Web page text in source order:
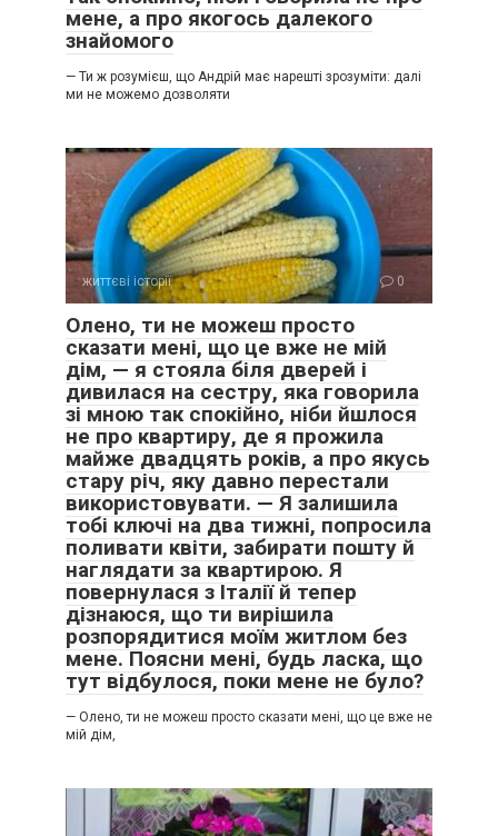
мене, а про якогось далекого
знайомого
— Ти ж розумієш, що Андрій має нарешті зрозуміти: далі
ми не можемо дозволяти
життєві історії 0
Олено, ти не можеш просто
сказати мені, що це вже не мій
дім, — я стояла біля дверей і
дивилася на сестру, яка говорила
зі мною так спокійно, ніби йшлося
не про квартиру, де я прожила
майже двадцять років, а про якусь
стару річ, яку давно перестали
використовувати. — Я залишила
тобі ключі на два тижні, попросила
поливати квіти, забирати пошту й
наглядати за квартирою. Я
повернулася з Італії й тепер
дізнаюся, що ти вирішила
розпорядитися моїм житлом без
мене. Поясни мені, будь ласка, що
тут відбулося, поки мене не було?
— Олено, ти не можеш просто сказати мені, що це вже не
мій дім,